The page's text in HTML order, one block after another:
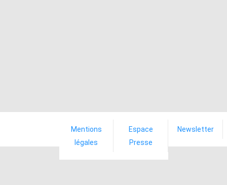
Mentions
légales
Espace
Presse
Newsletter